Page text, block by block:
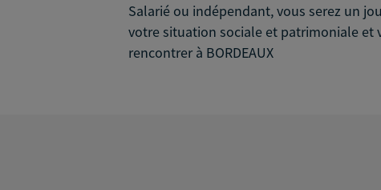
Salarié ou indépendant, vous serez un
votre situation sociale et patrimoniale et
rencontrer à BORDEAUX